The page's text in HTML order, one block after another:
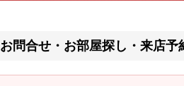
お問合せ・お部屋探し・来店